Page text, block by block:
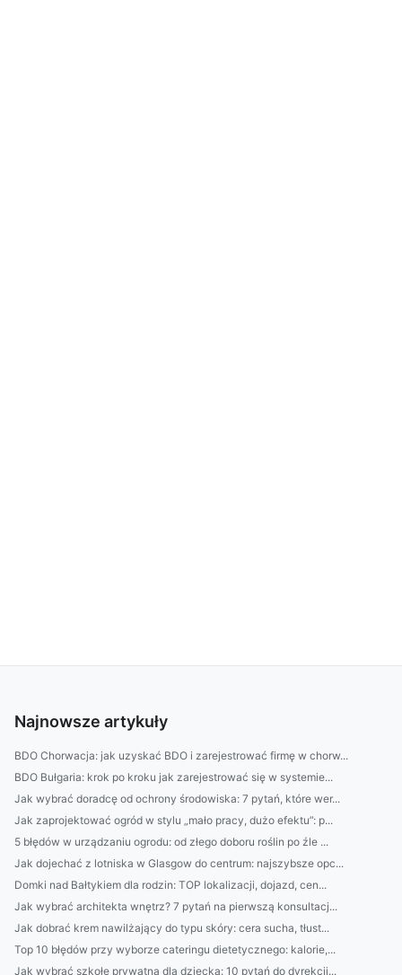
Najnowsze artykuły
BDO Chorwacja: jak uzyskać BDO i zarejestrować firmę w chorw...
BDO Bułgaria: krok po kroku jak zarejestrować się w systemie...
Jak wybrać doradcę od ochrony środowiska: 7 pytań, które wer...
Jak zaprojektować ogród w stylu „mało pracy, dużo efektu”: p...
5 błędów w urządzaniu ogrodu: od złego doboru roślin po źle ...
Jak dojechać z lotniska w Glasgow do centrum: najszybsze opc...
Domki nad Bałtykiem dla rodzin: TOP lokalizacji, dojazd, cen...
Jak wybrać architekta wnętrz? 7 pytań na pierwszą konsultacj...
Jak dobrać krem nawilżający do typu skóry: cera sucha, tłust...
Top 10 błędów przy wyborze cateringu dietetycznego: kalorie,...
Jak wybrać szkołę prywatną dla dziecka: 10 pytań do dyrekcji...